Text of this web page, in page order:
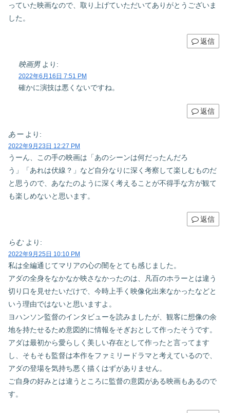
っていた映画なので、取り上げていただいてありがとうございま
した。
返信
映画男 より:
2022年6月16日 7:51 PM
確かに演技は悪くないですね。
返信
あー より:
2022年9月23日 12:27 PM
うーん、この手の映画は「あのシーンは何だったんだろ
う」「あれは伏線？」など自分なりに深く考察して楽しむものだ
と思うので、あなたのように深く考えることが不得手な方が観て
も楽しめないと思います。
返信
らむ より:
2022年9月25日 10:10 PM
私は全編通じてマリアの心の闇をとても感じました。
アダの全身をなかなか映さなかったのは、凡百のホラーとは違う
切り口を見せたいだけで、今時上手く映像化出来なかったなどと
いう理由ではないと思いますよ。
ヨハンソン監督のインタビューを読みましたが、観客に想像の余
地を持たせるため意図的に情報をそぎおとして作ったそうです。
アダは最初から愛らしく美しい存在として作ったと言ってます
し、そもそも監督は本作をファミリードラマと考えているので、
アダの登場を気持ち悪く描くはずがありません。
ご自身の好みとは違うところに監督の意図がある映画もあるので
す。